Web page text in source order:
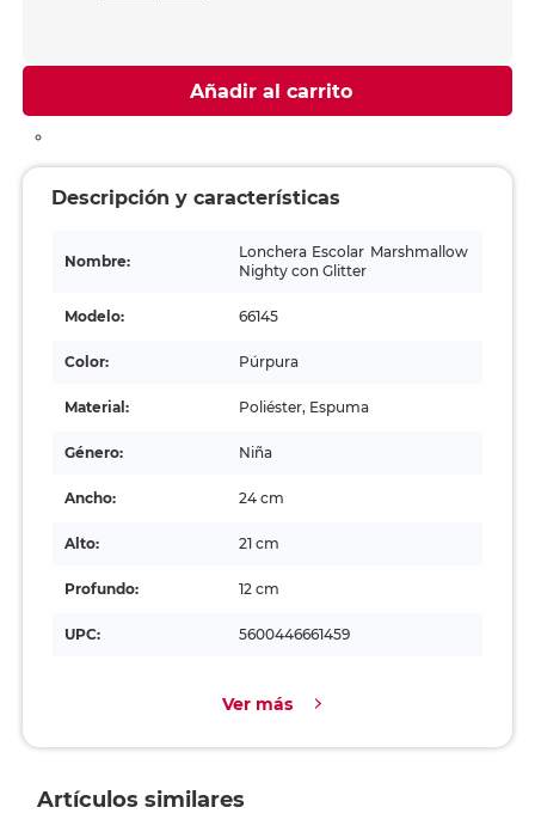
Añadir al carrito
Descripción y características
Nombre:
Lonchera Escolar Marshmallow
Nighty con Glitter
Modelo: 66145
Color: Púrpura
Material: Poliéster, Espuma
Género: Niña
Ancho: 24 cm
Alto: 21 cm
Profundo: 12 cm
UPC: 5600446661459
Ver más
Artículos similares